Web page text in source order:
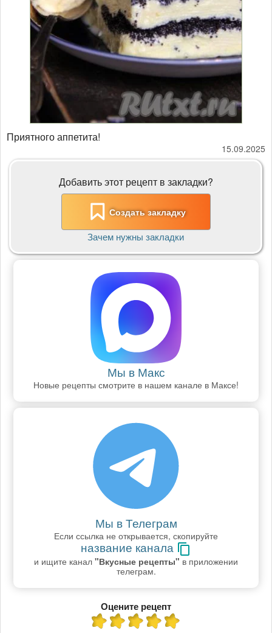
Приятного аппетита!
15.09.2025
Добавить этот рецепт в закладки?
Создать закладку
Зачем нужны закладки
Мы в Макс
Новые рецепты смотрите в нашем канале в Максе!
Мы в Телеграм
Если ссылка не открывается, скопируйте
название канала
и ищите канал "Вкусные рецепты" в приложении
телеграм.
Оцените рецепт